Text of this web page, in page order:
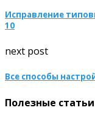
Исправление
10
next post
Все способы
Полезные статьи